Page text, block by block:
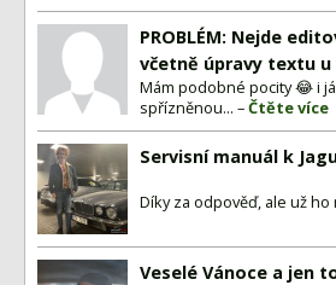
PROBLÉM: Nejde
včetně úpravy textu
Mám podobné pocity 😂 i
spřízněnou... –Čtěte více
Servisní manuál k
Díky za odpověď, ale už ho
Veselé Vánoce a jen